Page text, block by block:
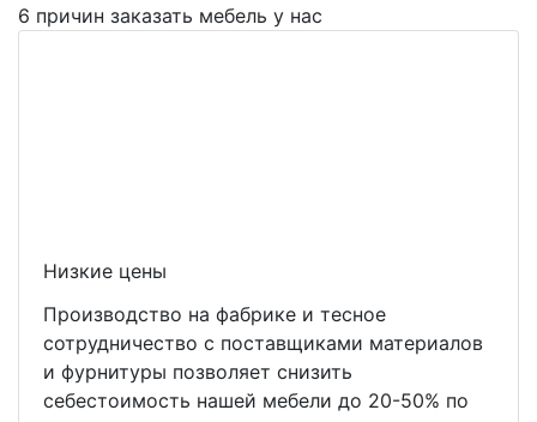
6 причин заказать мебель у нас
Низкие цены
Производство на фабрике и тесное
сотрудничество с поставщиками материалов
и фурнитуры позволяет снизить
себестоимость нашей мебели до 20-50% по